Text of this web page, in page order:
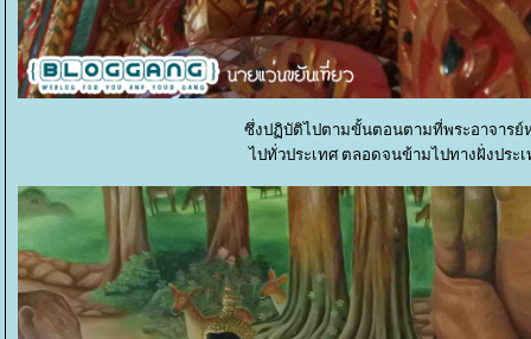
ซึ่งปฏิบัติไปตามขั้นตอนตามที่พระอาจารย์
ไปทั่วประเทศ ตลอดจนข้ามไปทางฝั่งประ